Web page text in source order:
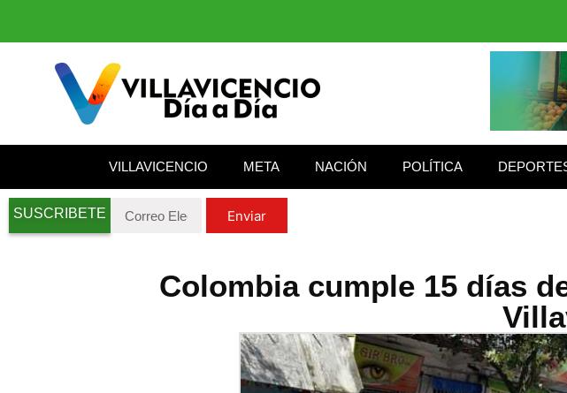
VILLAVICENCIO META NACIÓN POLÍTICA
SUSCRIBETE Enviar
Colombia cumple 15 días